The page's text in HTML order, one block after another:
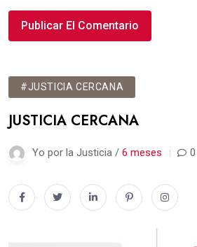
#JUSTICIA CERCANA
JUSTICIA CERCANA
Yo por la Justicia / 6 meses 0